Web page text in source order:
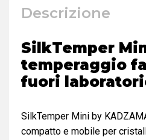
Descrizione
SilkTemper
temperaggio
fuori
SilkTemper Mini by
compatto e mobile per